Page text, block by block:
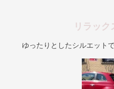
リラッ
ゆったりとしたシルエット